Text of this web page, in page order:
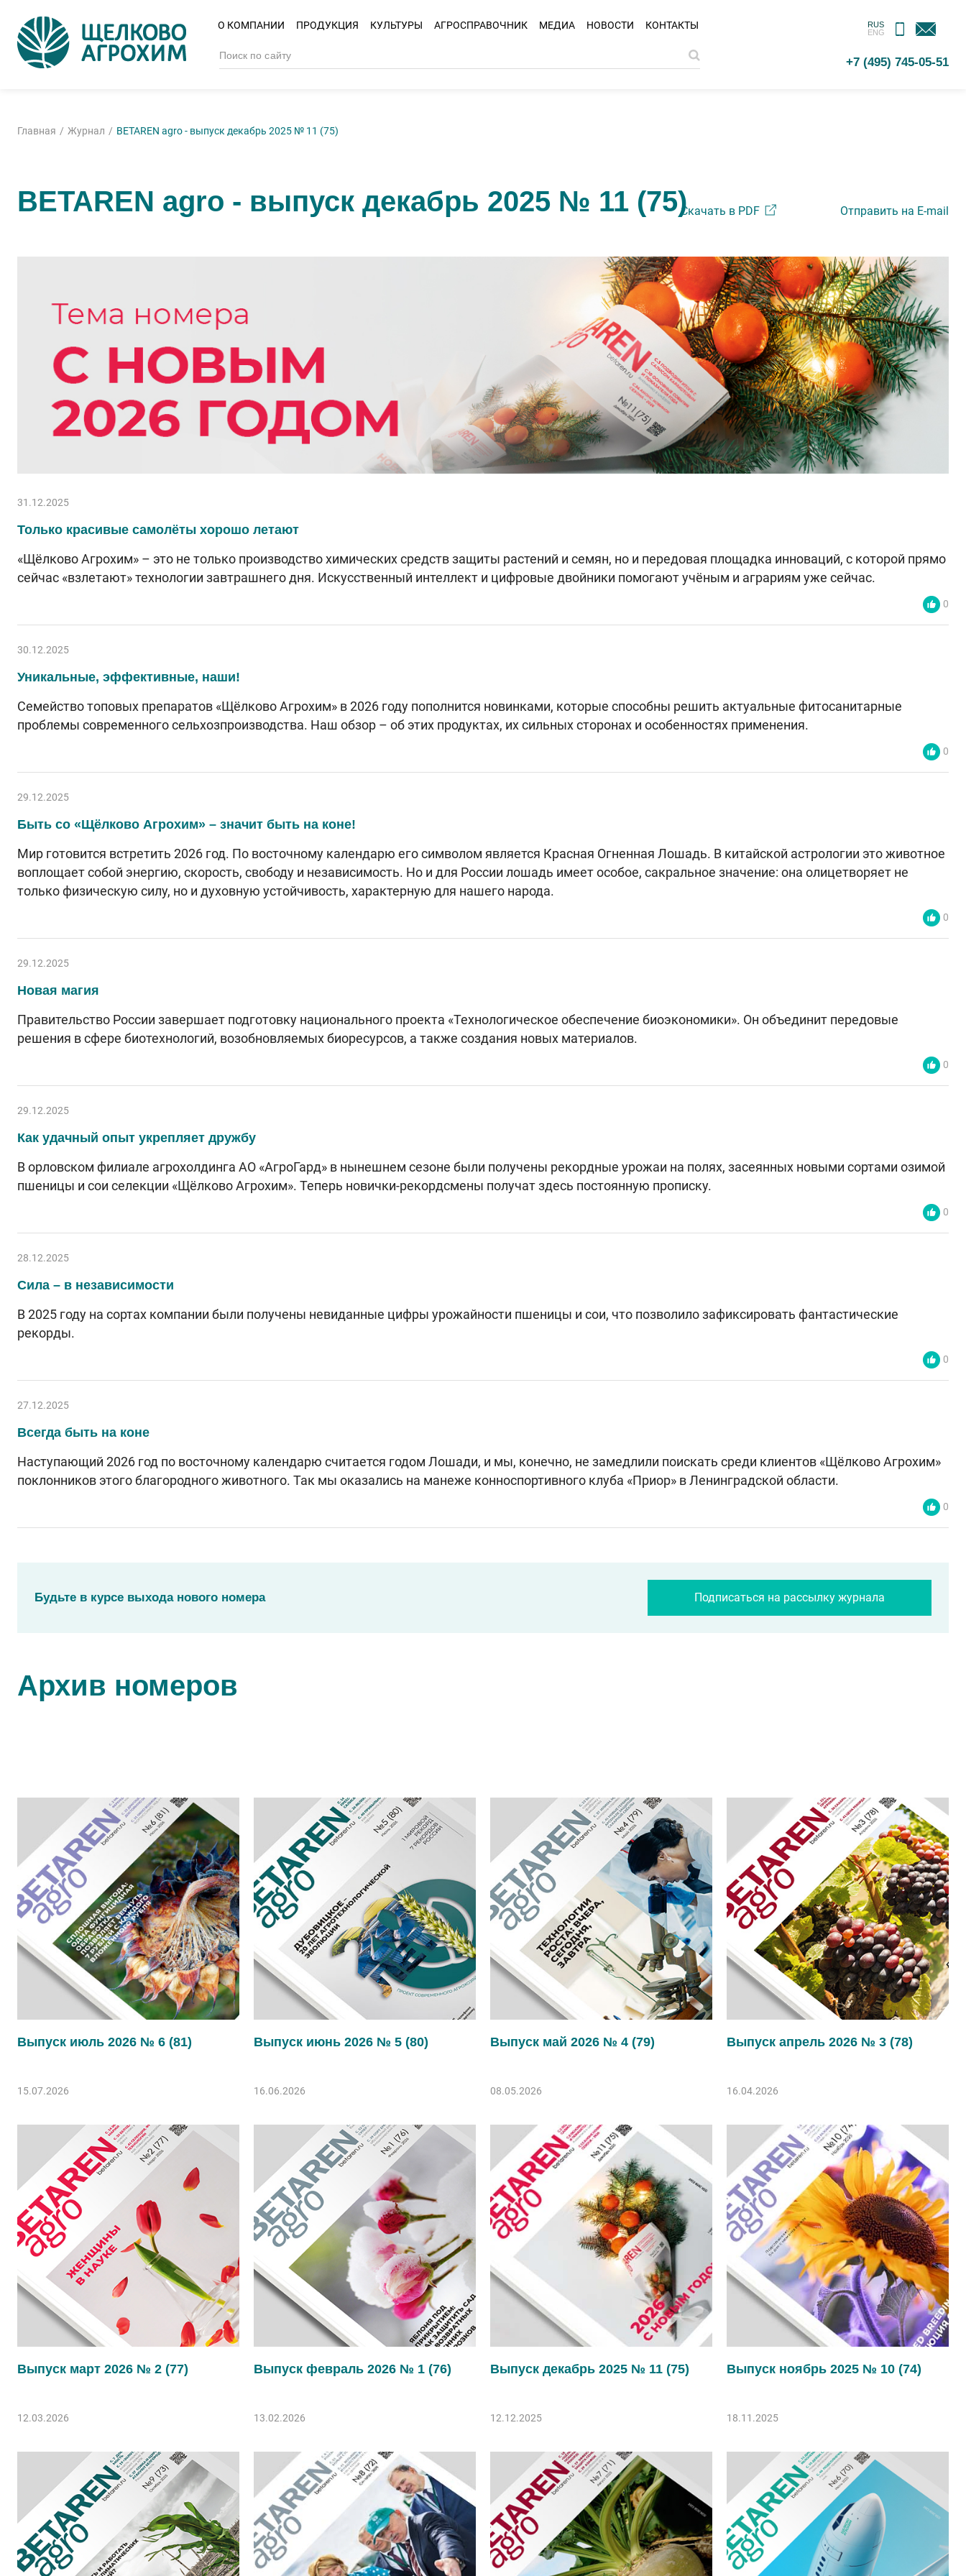
О КОМПАНИИ ПРОДУКЦИЯ КУЛЬТУРЫ АГРОСПРАВОЧНИК МЕДИА НОВОСТИ КОНТАКТЫ
RUS
ENG
МОБИЛЬНОЕ
ПРИЛОЖЕНИЕ
ОБРАТНАЯ
СВЯЗЬ
+7 (495) 745-05-51
Главная Журнал BETAREN аgro - выпуск декабрь 2025 № 11 (75)
BETAREN аgro - выпуск декабрь 2025 № 11 (75)Скачать в PDF Отправить на E-mail
31.12.2025
Только красивые самолёты хорошо летают
«Щёлково Агрохим» – это не только производство химических средств защиты растений и семян, но и передовая площадка инноваций, с которой прямо
сейчас «взлетают» технологии завтрашнего дня. Искусственный интеллект и цифровые двойники помогают учёным и аграриям уже сейчас.
0
30.12.2025
Уникальные, эффективные, наши!
Семейство топовых препаратов «Щёлково Агрохим» в 2026 году пополнится новинками, которые способны решить актуальные фитосанитарные
проблемы современного сельхозпроизводства. Наш обзор – об этих продуктах, их сильных сторонах и особенностях применения.
0
29.12.2025
Быть со «Щёлково Агрохим» – значит быть на коне!
Мир готовится встретить 2026 год. По восточному календарю его символом является Красная Огненная Лошадь. В китайской астрологии это животное
воплощает собой энергию, скорость, свободу и независимость. Но и для России лошадь имеет особое, сакральное значение: она олицетворяет не
только физическую силу, но и духовную устойчивость, характерную для нашего народа.
0
29.12.2025
Новая магия
Правительство России завершает подготовку национального проекта «Технологическое обеспечение биоэкономики». Он объединит передовые
решения в сфере биотехнологий, возобновляемых биоресурсов, а также создания новых материалов.
0
29.12.2025
Как удачный опыт укрепляет дружбу
В орловском филиале агрохолдинга АО «АгроГард» в нынешнем сезоне были получены рекордные урожаи на полях, засеянных новыми сортами озимой
пшеницы и сои селекции «Щёлково Агрохим». Теперь новички-рекордсмены получат здесь постоянную прописку.
0
28.12.2025
Сила – в независимости
В 2025 году на сортах компании были получены невиданные цифры урожайности пшеницы и сои, что позволило зафиксировать фантастические
рекорды.
0
27.12.2025
Всегда быть на коне
Наступающий 2026 год по восточному календарю считается годом Лошади, и мы, конечно, не замедлили поискать среди клиентов «Щёлково Агрохим»
поклонников этого благородного животного. Так мы оказались на манеже конноспортивного клуба «Приор» в Ленинградской области.
0
Будьте в курсе выхода нового номера Подписаться на рассылку журнала
Архив номеров
Выпуск июль 2026 № 6 (81)
15.07.2026
Выпуск июнь 2026 № 5 (80)
16.06.2026
Выпуск май 2026 № 4 (79)
08.05.2026
Выпуск апрель 2026 № 3 (78)
16.04.2026
Выпуск март 2026 № 2 (77)
12.03.2026
Выпуск февраль 2026 № 1 (76)
13.02.2026
Выпуск декабрь 2025 № 11 (75)
12.12.2025
Выпуск ноябрь 2025 № 10 (74)
18.11.2025